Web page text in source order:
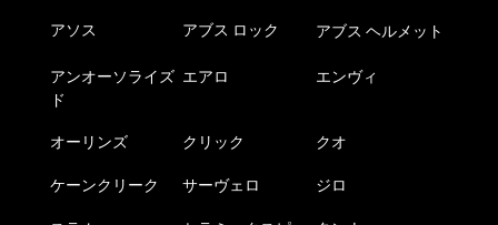
アソス アブス ロック アブス ヘルメット
アンオーソライズ
ド
エアロ エンヴィ
オーリンズ クリック クオ
ケーンクリーク サーヴェロ ジロ